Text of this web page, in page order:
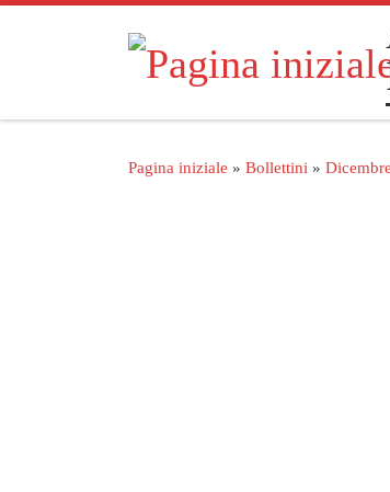
Passa al contenuto
Pagina iniziale » Bollettini »